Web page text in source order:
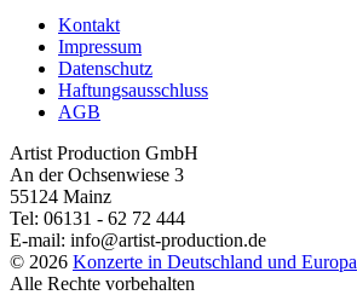
Kontakt
Impressum
Datenschutz
Haftungsausschluss
AGB
Artist Production GmbH
An der Ochsenwiese 3
55124 Mainz
Tel: 06131 - 62 72 444
E-mail: info@artist-production.de
© 2026 Konzerte in Deutschland und Europa
Alle Rechte vorbehalten